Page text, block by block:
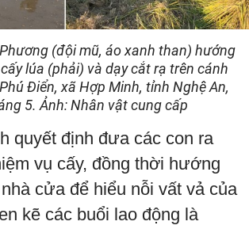
(đội mũ, áo xanh than) hướng
lúa (phải) và dạy cắt rạ trên cánh
Điển, xã Hợp Minh, tỉnh Nghệ An,
5. Ảnh: Nhân vật cung cấp
quyết định đưa các con ra
vụ cấy, đồng thời hướng
cửa để hiểu nỗi vất vả của
kẽ các buổi lao động là